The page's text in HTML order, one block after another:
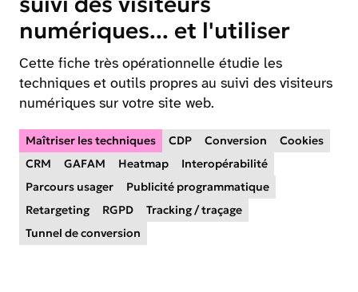
numériques... et l'utiliser
Cette fiche très opérationnelle étudie les
techniques et outils propres au suivi des visiteurs
numériques sur votre site web.
Maîtriser les techniques CDP Conversion
Cookies
CRM
GAFAM Heatmap
Interopérabilité
Parcours usager
Publicité programmatique
Retargeting
RGPD
Tracking / traçage
Tunnel de conversion